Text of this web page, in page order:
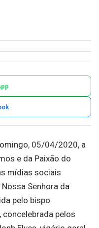
05/04/2020, a
e da Paixão do
mídias sociais
Senhora da
pelo bispo
concelebrada pelos